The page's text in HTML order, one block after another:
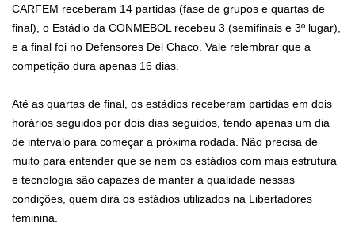
CARFEM receberam 14 partidas (fase de grupos e quartas de
final), o Estádio da CONMEBOL recebeu 3 (semifinais e 3º lugar),
e a final foi no Defensores Del Chaco. Vale relembrar que a
competição dura apenas 16 dias.
Até as quartas de final, os estádios receberam partidas em dois
horários seguidos por dois dias seguidos, tendo apenas um dia
de intervalo para começar a próxima rodada. Não precisa de
muito para entender que se nem os estádios com mais estrutura
e tecnologia são capazes de manter a qualidade nessas
condições, quem dirá os estádios utilizados na Libertadores
feminina.